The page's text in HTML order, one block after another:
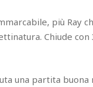
più Ray
Chiude
una partita